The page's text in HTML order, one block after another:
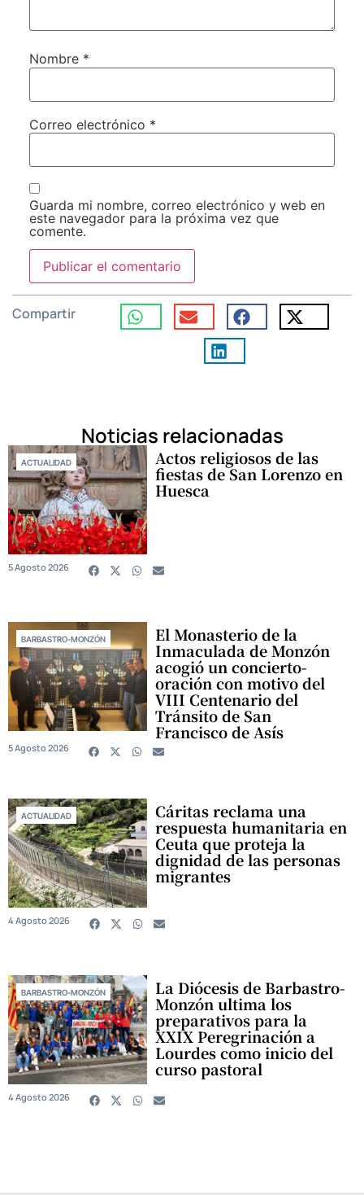
Nombre *
Correo electrónico *
Guarda mi nombre, correo electrónico y web en
este navegador para la próxima vez que
comente.
Compartir
Noticias relacionadas
ACTUALIDAD Actos religiosos de las
fiestas de San Lorenzo en
Huesca
5 Agosto 2026
BARBASTRO-MONZÓN El Monasterio de la
Inmaculada de Monzón
acogió un concierto-
oración con motivo del
VIII Centenario del
Tránsito de San
Francisco de Asís
5 Agosto 2026
ACTUALIDAD Cáritas reclama una
respuesta humanitaria en
Ceuta que proteja la
dignidad de las personas
migrantes
4 Agosto 2026
BARBASTRO-MONZÓN La Diócesis de Barbastro-
Monzón ultima los
preparativos para la
XXIX Peregrinación a
Lourdes como inicio del
curso pastoral
4 Agosto 2026